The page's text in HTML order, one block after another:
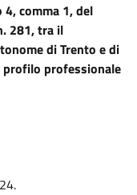
4, comma 1, del
281, tra il
di Trento e di
profilo professionale